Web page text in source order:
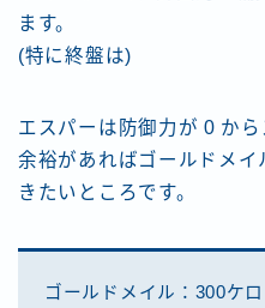
ます。
(特に終盤は)
エスパーは防御力が 0 か
余裕があればゴールドメ
きたいところです。
ゴールドメイル：300ケロ